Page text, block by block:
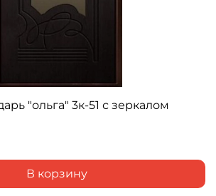
"ольга" 3к-51 с зеркалом
В корзину